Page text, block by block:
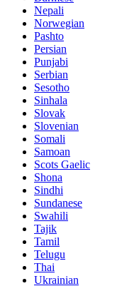
Nepali
Norwegian
Pashto
Persian
Punjabi
Serbian
Sesotho
Sinhala
Slovak
Slovenian
Somali
Samoan
Scots Gaelic
Shona
Sindhi
Sundanese
Swahili
Tajik
Tamil
Telugu
Thai
Ukrainian